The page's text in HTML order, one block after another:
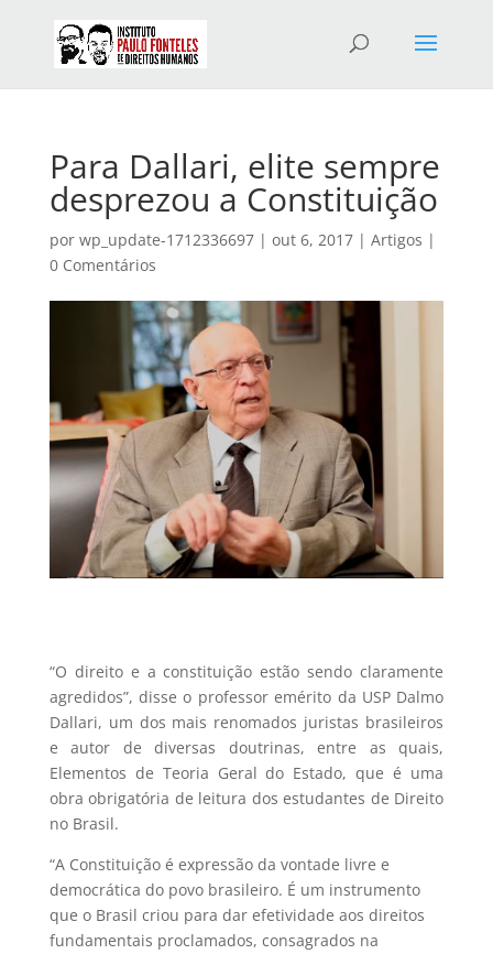
Para Dallari, elite sempre
desprezou a Constituição
por wp_update-1712336697| out 6, 2017| Artigos |
0 Comentários
“O direito e a constituição estão sendo claramente
agredidos”, disse o professor emérito da USP Dalmo
Dallari, um dos mais renomados juristas brasileiros
e autor de diversas doutrinas, entre as quais,
Elementos de Teoria Geral do Estado, que é uma
obra obrigatória de leitura dos estudantes de Direito
no Brasil.
“A Constituição é expressão da vontade livre e
democrática do povo brasileiro. É um instrumento
que o Brasil criou para dar efetividade aos direitos
fundamentais proclamados, consagrados na